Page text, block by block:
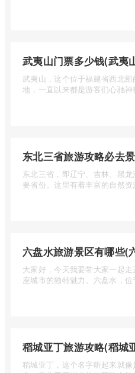
武夷山门票多少钱(武夷
武夷山，这个位于福建省西北
地，一直以来都是游客们心驰
东北三省，即辽宁、吉林、黑
要省份。这里有着丰富的自然
大家好，今天我要带大家一起
座城市的独特魅力。六盘水，
稻城亚丁旅游攻略(稻城
稻城亚丁，这个名字听起来就